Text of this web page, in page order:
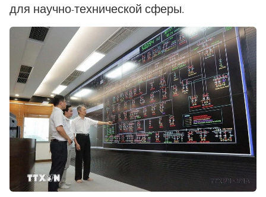
для научно-технической сферы.